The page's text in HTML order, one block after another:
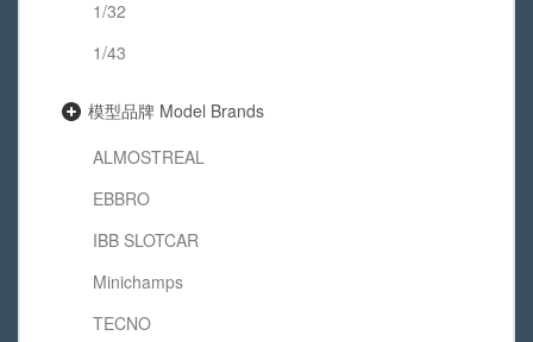
1/32
1/43
模型品牌 Model Brands
ALMOSTREAL
EBBRO
IBB SLOTCAR
Minichamps
TECNO